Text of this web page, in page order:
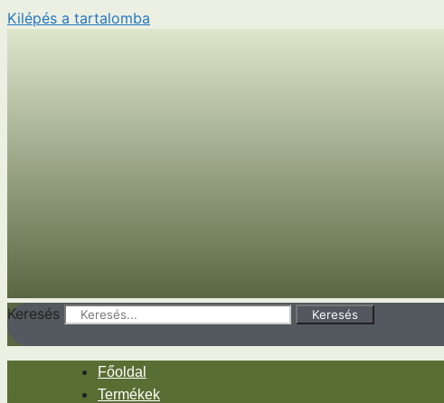
Kilépés a tartalomba
Keresés Keresés
Főoldal
Termékek